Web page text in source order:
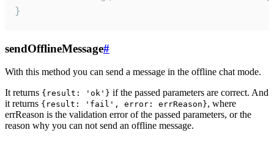
}
sendOfflineMessage#
With this method you can send a message in the offline chat mode.
It returns {result: 'ok'} if the passed parameters are correct. And
it returns {result: 'fail', error: errReason}, where
errReason is the validation error of the passed parameters, or the
reason why you can not send an offline message.